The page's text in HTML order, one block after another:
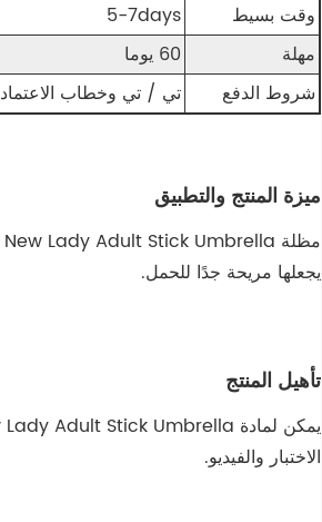
وقت بسيط
5-7days
مهلة
60 يوما
شروط الدفع
تي / تي وخطاب الاعتماد
ميزة المنتج والتطبيق
يجعلها مريحة جدًا للحمل.
تأهيل المنتج
الاختبار والفيديو.